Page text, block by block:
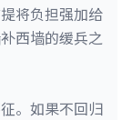
将负担强加给
西墙的缓兵之
。如果不回归